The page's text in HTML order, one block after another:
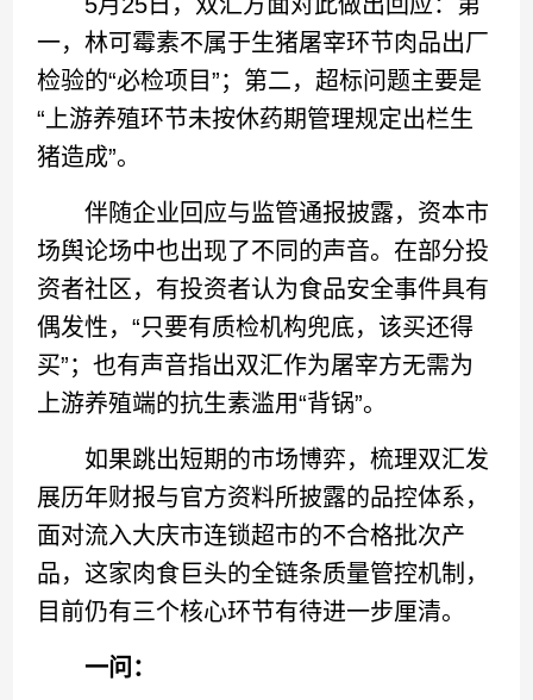
一，林可霉素不属于生猪屠宰环节肉品出厂
检验的“必检项目”；第二，超标问题主要是
“上游养殖环节未按休药期管理规定出栏生
猪造成”。
伴随企业回应与监管通报披露，资本市
场舆论场中也出现了不同的声音。在部分投
资者社区，有投资者认为食品安全事件具有
偶发性，“只要有质检机构兜底，该买还得
买”；也有声音指出双汇作为屠宰方无需为
上游养殖端的抗生素滥用“背锅”。
如果跳出短期的市场博弈，梳理双汇发
展历年财报与官方资料所披露的品控体系，
面对流入大庆市连锁超市的不合格批次产
品，这家肉食巨头的全链条质量管控机制，
目前仍有三个核心环节有待进一步厘清。
一问：